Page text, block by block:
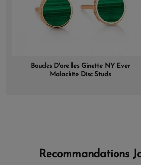
Boucles D'oreilles Ginette NY Ever
Malachite Disc Studs
Recommandations